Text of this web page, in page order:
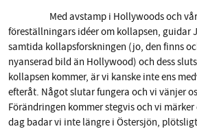
Med avstamp i Hollywoods och
föreställningars idéer om kollapsen, guidar
samtida kollapsforskningen (jo, den finns
nyanserad bild än Hollywood) och dess
kollapsen kommer, är vi kanske inte ens
efteråt. Något slutar fungera och vi vänjer
Förändringen kommer stegvis och vi
dag badar vi inte längre i Östersjön,